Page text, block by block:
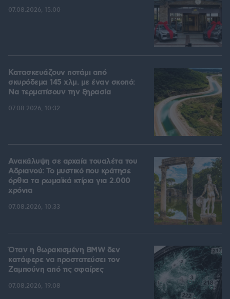
07.08.2026, 15:00
Κατασκευάζουν ποτάμι από
σκυρόδεμα 145 χλμ. με έναν σκοπό:
Να τερματίσουν την ξηρασία
07.08.2026, 10:32
Ανακάλυψη σε αρχαία τουαλέτα του
Αδριανού: Το μυστικό που κράτησε
όρθια τα ρωμαϊκά κτίρια για 2.000
χρόνια
07.08.2026, 10:33
Όταν η θωρακισμένη BMW δεν
κατάφερε να προστατεύσει τον
Ζαμπούνη από τις σφαίρες
07.08.2026, 19:08